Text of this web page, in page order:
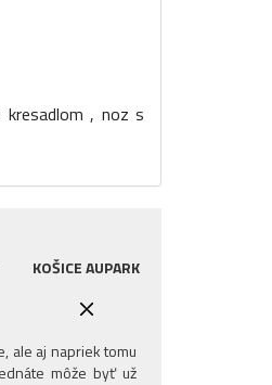
, noz s
KOŠICE AUPARK
ale aj napriek tomu
môže byť už